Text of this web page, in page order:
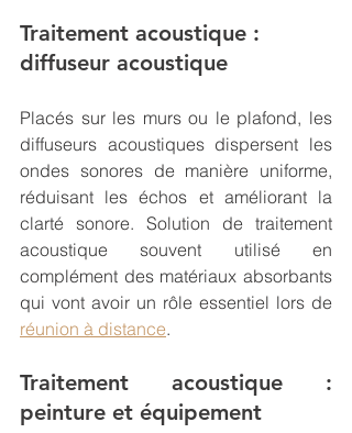
Traitement acoustique :
diffuseur acoustique
Placés sur les murs ou le plafond, les
diffuseurs acoustiques dispersent les
ondes sonores de manière uniforme,
réduisant les échos et améliorant la
clarté sonore. Solution de traitement
acoustique souvent utilisé en
complément des matériaux absorbants
réunion à distance.
Traitement acoustique :
peinture et équipement